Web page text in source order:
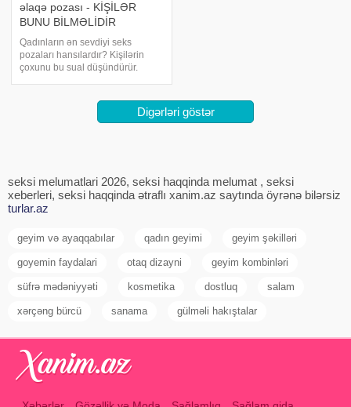
əlaqə pozası - KİŞİLƏR
BUNU BİLMƏLİDİR
Qadınların ən sevdiyi seks
pozaları hansılardır? Kişilərin
çoxunu bu sual düşündürür.
edir. Qadınların cinsi həzzi
maksimum yaşadığı 8 əlaqəDigərləri göstər
seksi melumatlari 2026, seksi haqqinda melumat , seksi
xeberleri, seksi haqqinda ətraflı xanim.az saytında öyrənə bilərsiz
turlar.az
geyim və ayaqqabılar qadın geyimi geyim şəkilləri
goyemin faydalari otaq dizayni geyim kombinləri
süfrə mədəniyyəti kosmetika dostluq salam
xərçəng bürcü sanama gülməli hakıştalar